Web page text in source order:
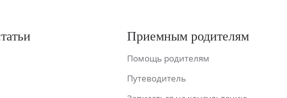
Приемным родителям
Помощь родителям
Путеводитель